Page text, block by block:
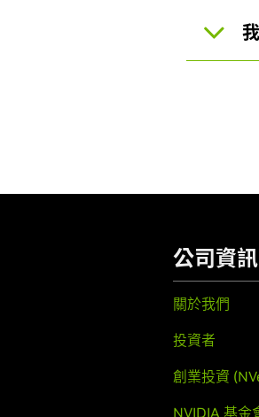
公司資訊
關於我們
投資者
創業投資
NVIDIA 基金